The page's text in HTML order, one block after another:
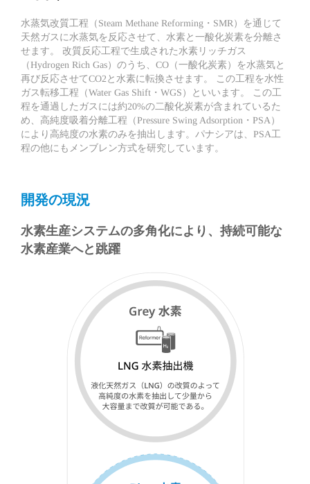
水蒸気改質工程（Steam Methane Reforming・SMR）を通じて
天然ガスに水蒸気を反応させて、水素と一酸化炭素を分離さ
せます。 改質反応工程で生成された水素リッチガス
（Hydrogen Rich Gas）のうち、CO（一酸化炭素）を水蒸気と
再び反応させてCO2と水素に転換させます。 この工程を水性
ガス転移工程（Water Gas Shift・WGS）といいます。 この工
程を通過したガスには約20%の二酸化炭素が含まれているた
め、高純度吸着分離工程（Pressure Swing Adsorption・PSA）
により高純度の水素のみを抽出します。パナシアは、PSA工
程の他にもメンブレン方式を研究しています。
開発の現況
水素生産システムの多角化により、持続可能な
水素産業へと跳躍